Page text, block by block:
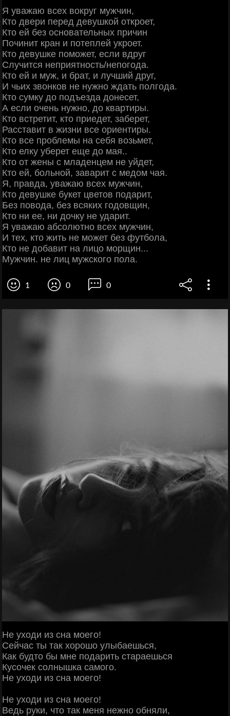
Я уважаю всех вокруг мужчин,
Кто двери перед девушкой откроет,
Кто ей без основательных причин
Починит кран и потеплей укроет.
Кто девушке поможет, если вдруг
Случится неприятность/непогода.
Кто ей и муж, и брат, и лучший друг,
И чьих звонков не нужно ждать полгода.
Кто сумку до подъезда донесет,
А если очень нужно, до квартиры.
Кто встретит, кто приедет, заберет,
Расставит в жизни все ориентиры.
Кто все проблемы на себя возьмет,
Кто елку уберет еще до мая..
Кто от жены с младенцем не уйдет,
Кто ей, больной, заварит с медом чая.
Я, правда, уважаю всех мужчин,
Кто девушке букет цветов подарит,
Без повода, без всяких годовщин,
Кто ни ее, ни дочку не ударит.
Я уважаю абсолютно всех мужчин,
И тех, кто жить не может без футбола,
Кто не добавит на лицо морщин...
Мужчин. не лиц мужского пола.
1 0 0
Не уходи из сна моего!
Сейчас ты так хорошо улыбаешься,
Как будто бы мне подарить стараешься
Кусочек солнышка самого.
Не уходи из сна моего!
Не уходи из сна моего!
Ведь руки, что так меня нежно обняли,